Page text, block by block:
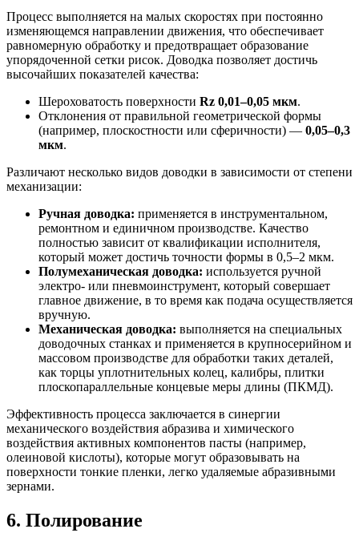
Процесс выполняется на малых скоростях при постоянно
изменяющемся направлении движения, что обеспечивает
равномерную обработку и предотвращает образование
упорядоченной сетки рисок. Доводка позволяет достичь
высочайших показателей качества:
Шероховатость поверхности Rz 0,01–0,05 мкм.
Отклонения от правильной геометрической формы
(например, плоскостности или сферичности) — 0,05–0,3
мкм.
Различают несколько видов доводки в зависимости от степени
механизации:
Ручная доводка: применяется в инструментальном,
ремонтном и единичном производстве. Качество
полностью зависит от квалификации исполнителя,
который может достичь точности формы в 0,5–2 мкм.
Полумеханическая доводка: используется ручной
электро- или пневмоинструмент, который совершает
главное движение, в то время как подача осуществляется
вручную.
Механическая доводка: выполняется на специальных
доводочных станках и применяется в крупносерийном и
массовом производстве для обработки таких деталей,
как торцы уплотнительных колец, калибры, плитки
плоскопараллельные концевые меры длины (ПКМД).
Эффективность процесса заключается в синергии
механического воздействия абразива и химического
воздействия активных компонентов пасты (например,
олеиновой кислоты), которые могут образовывать на
поверхности тонкие пленки, легко удаляемые абразивными
зернами.
6. Полирование